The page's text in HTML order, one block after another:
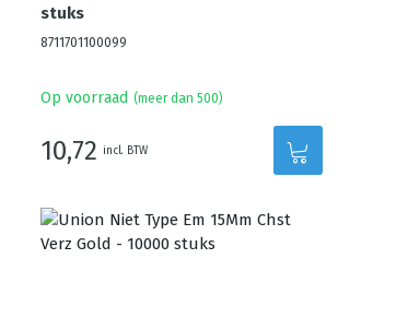
stuks
8711701100099
Op voorraad (meer dan 500)
10,72 incl. BTW